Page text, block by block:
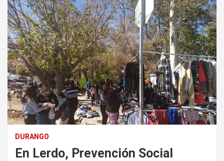
DURANGO
En Lerdo, Prevención Social